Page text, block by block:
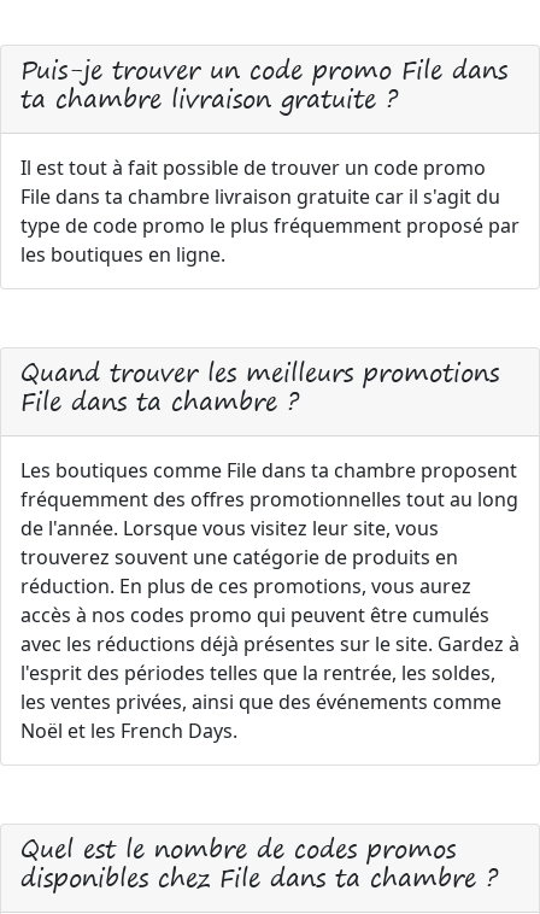
Puis-je trouver un code promo File dans
ta chambre livraison gratuite ?
Il est tout à fait possible de trouver un code promo
File dans ta chambre livraison gratuite car il s'agit du
type de code promo le plus fréquemment proposé par
les boutiques en ligne.
Quand trouver les meilleurs promotions
File dans ta chambre ?
Les boutiques comme File dans ta chambre proposent
fréquemment des offres promotionnelles tout au long
de l'année. Lorsque vous visitez leur site, vous
trouverez souvent une catégorie de produits en
réduction. En plus de ces promotions, vous aurez
accès à nos codes promo qui peuvent être cumulés
avec les réductions déjà présentes sur le site. Gardez à
l'esprit des périodes telles que la rentrée, les soldes,
les ventes privées, ainsi que des événements comme
Noël et les French Days.
Quel est le nombre de codes promos
disponibles chez File dans ta chambre ?